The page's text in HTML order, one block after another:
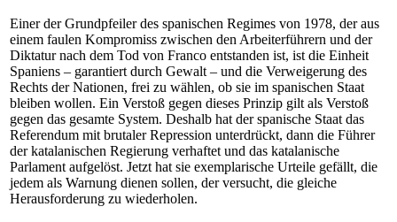
Einer der Grundpfeiler des spanischen Regimes von 1978, der aus
einem faulen Kompromiss zwischen den Arbeiterführern und der
Diktatur nach dem Tod von Franco entstanden ist, ist die Einheit
Spaniens – garantiert durch Gewalt – und die Verweigerung des
Rechts der Nationen, frei zu wählen, ob sie im spanischen Staat
bleiben wollen. Ein Verstoß gegen dieses Prinzip gilt als Verstoß
gegen das gesamte System. Deshalb hat der spanische Staat das
Referendum mit brutaler Repression unterdrückt, dann die Führer
der katalanischen Regierung verhaftet und das katalanische
Parlament aufgelöst. Jetzt hat sie exemplarische Urteile gefällt, die
jedem als Warnung dienen sollen, der versucht, die gleiche
Herausforderung zu wiederholen.